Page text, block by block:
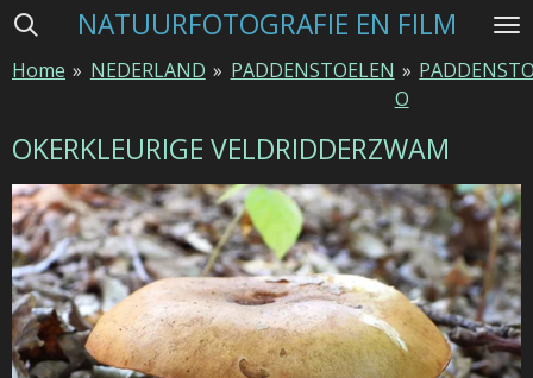
Ga
naar
hoofdinhoud
NATUURFOTOGRAFIE EN FILM
Home » NEDERLAND » PADDENSTOELEN »
O
OKERKLEURIGE VELDRIDDERZWAM